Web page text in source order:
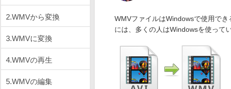
WMVファイルはWindowsで使用で
には、多くの人はWindowsを使って
2.WMVから変換
3.WMVに変換
4.WMVの再生
5.WMVの編集